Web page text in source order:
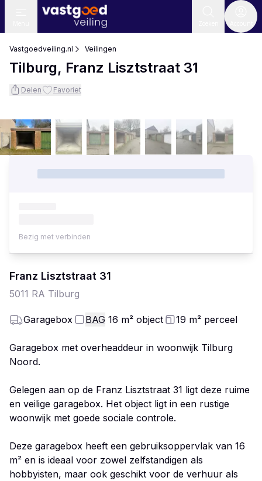
Vastgoedveiling.nl Veilingen
Tilburg, Franz Lisztstraat 31
Delen Favoriet
Franz Lisztstraat 31
5011 RA Tilburg
Garagebox BAG 16 m² object 19 m² perceel
Garagebox met overheaddeur in woonwijk Tilburg
Noord.
Gelegen aan op de Franz Lisztstraat 31 ligt deze ruime
en veilige garagebox. Het object ligt in een rustige
woonwijk met goede sociale controle.
Deze garagebox heeft een gebruiksoppervlak van 16
m² en is ideaal voor zowel zelfstandigen als
hobbyisten, maar ook geschikt voor de verhuur als
Bezig met verbinden